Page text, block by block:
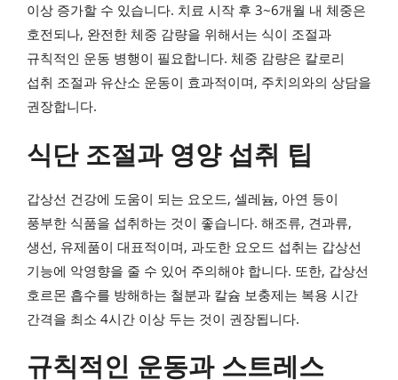
이상 증가할 수 있습니다. 치료 시작 후 3~6개월 내 체중은
호전되나, 완전한 체중 감량을 위해서는 식이 조절과
규칙적인 운동 병행이 필요합니다. 체중 감량은 칼로리
섭취 조절과 유산소 운동이 효과적이며, 주치의와의 상담을
권장합니다.
식단 조절과 영양 섭취 팁
갑상선 건강에 도움이 되는 요오드, 셀레늄, 아연 등이
풍부한 식품을 섭취하는 것이 좋습니다. 해조류, 견과류,
생선, 유제품이 대표적이며, 과도한 요오드 섭취는 갑상선
기능에 악영향을 줄 수 있어 주의해야 합니다. 또한, 갑상선
호르몬 흡수를 방해하는 철분과 칼슘 보충제는 복용 시간
간격을 최소 4시간 이상 두는 것이 권장됩니다.
규칙적인 운동과 스트레스